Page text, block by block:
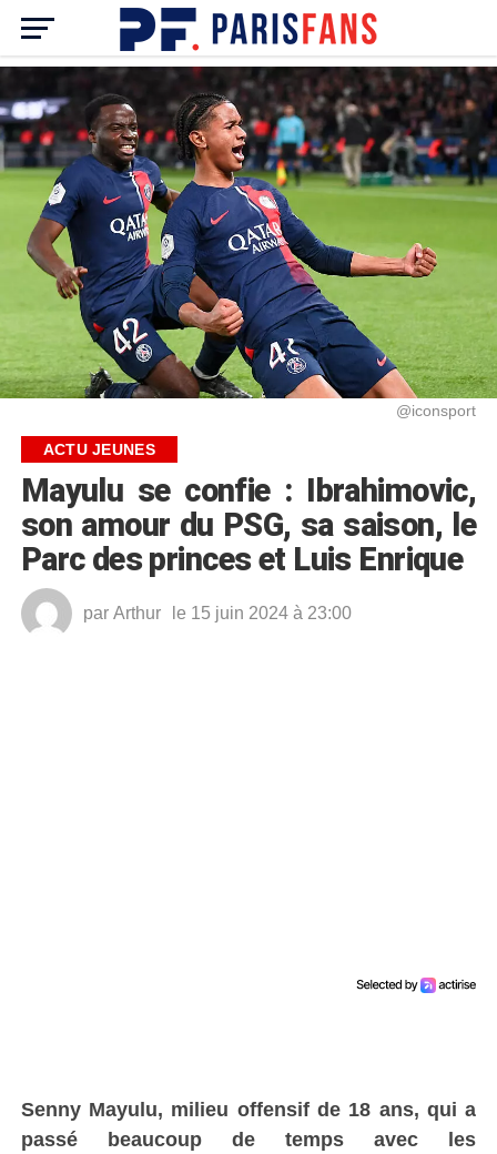
@iconsport
ACTU JEUNES
Mayulu se confie : Ibrahimovic,
son amour du PSG, sa saison, le
Parc des princes et Luis Enrique
par Arthur le 15 juin 2024 à 23:00
Senny Mayulu, milieu offensif de 18 ans, qui a
passé beaucoup de temps avec les